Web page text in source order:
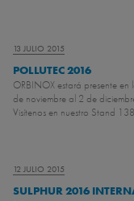
13 JULIO 2015
POLLUTEC 2016
ORBINOX estará presente
de noviembre al 2 de
Visítenos en nuestro Stand
12 JULIO 2015
SULPHUR 2016